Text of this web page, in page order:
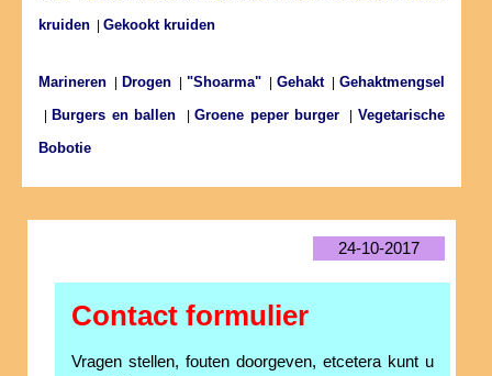
kruiden
Gekookt kruiden
Marineren Drogen "Shoarma" Gehakt|Gehaktmengsel
Burgers en ballen |Groene peper burger |Vegetarische
Bobotie
24-10-2017
Contact formulier
Vragen stellen, fouten doorgeven, etcetera kunt u